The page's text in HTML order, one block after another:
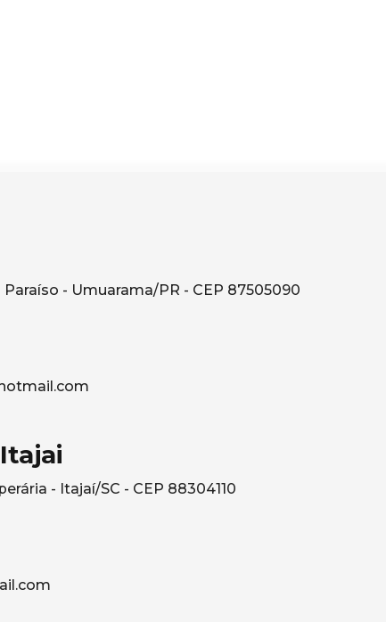
- Umuarama/PR - CEP 87505090
- Itajaí/SC - CEP 88304110